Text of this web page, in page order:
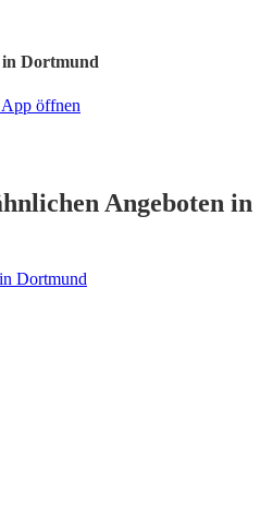
Dortmund
öffnen
Angeboten in
Dortmund